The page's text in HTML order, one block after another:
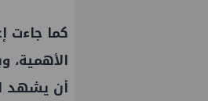
كما جاءت
الأهمية،
أن يشهد